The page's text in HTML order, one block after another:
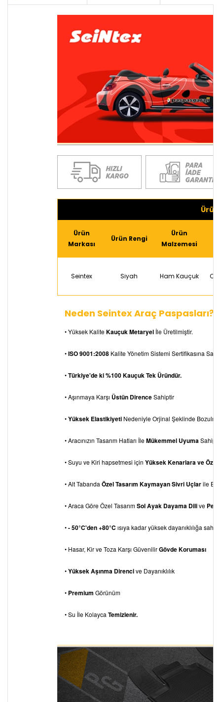
Ürün
Markası
Ürün Rengi
Ürün
Malzemesi
Seintex Siyah Ham Kauçuk
Neden Seintex Araç Paspasları?
• Yüksek KaliteKauçuk Metaryel İle Üretilmiştir.
•ISO 9001:2008 Kalite Yönetim Sistemi Sertifikasına
•Türkiye'de ki %100 Kauçuk Tek Üründür.
• Aşınmaya Karşı Üstün DirenceSahiptir
•Yüksek Elastikiyeti Nedeniyle Orjinal Şeklinde
• Aracınızın Tasarım Hatları İleMükemmel UyumaSahiptir
• Suyu ve Kiri hapsetmesi için Yüksek Kenarlara ve Özel
• Alt Tabanda Özel Tasarım Kaymayan Sivri Uçlarile
• Araca Göre Özel TasarımSol Ayak Dayama Dilive
•- 50°C'den +80°C ısıya kadar yüksek dayanıklılığa
• Hasar, Kir ve Toza Karşı GüvenilirGövde Koruması
•Yüksek Aşınma Direncive Dayanıklılık
• Premium Görünüm
• Su İle Kolayca Temizlenir.